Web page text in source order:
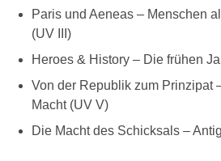
Paris und Aeneas – Menschen
(UV III)
Heroes & History – Die frühen
Von der Republik zum Prinzipat
Macht (UV V)
Die Macht des Schicksals –